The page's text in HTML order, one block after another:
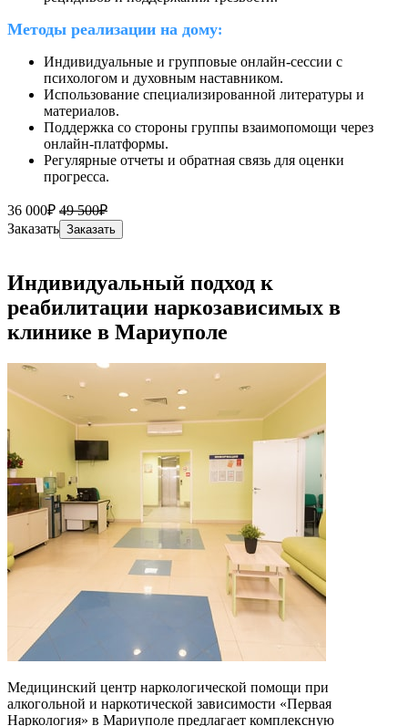
Методы реализации на дому:
Индивидуальные и групповые онлайн-сессии с
психологом и духовным наставником.
Использование специализированной литературы и
материалов.
Поддержка со стороны группы взаимопомощи через
онлайн-платформы.
Регулярные отчеты и обратная связь для оценки
прогресса.
36 000₽ 49 500₽
Заказать Заказать
Индивидуальный подход к
реабилитации наркозависимых в
клинике в Мариуполе
Медицинский центр наркологической помощи при
алкогольной и наркотической зависимости «Первая
Наркология» в Мариуполе предлагает комплексную